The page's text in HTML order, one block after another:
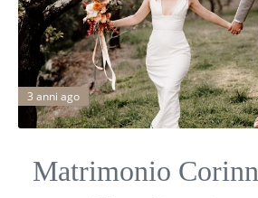
3 anni ago
Matrimonio